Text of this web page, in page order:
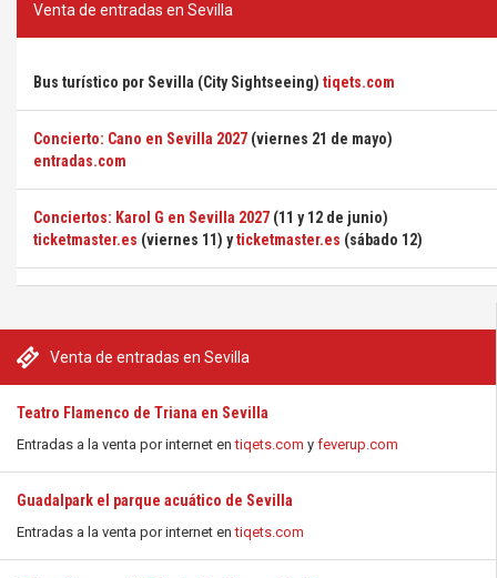
Venta de entradas en Sevilla
Teatro Flamenco de Triana en Sevilla
Entradas a la venta por internet entiqets.com y feverup.com
Guadalpark el parque acuático de Sevilla
Entradas a la venta por internet entiqets.com
Venta de entradas en Sevilla
Bus turístico por Sevilla (City Sightseeing) tiqets.com
Concierto: Cano en Sevilla 2027 (viernes 21 de mayo)
entradas.com
Conciertos: Karol G en Sevilla 2027 (11 y 12 de junio)
ticketmaster.es (viernes 11) yticketmaster.es (sábado 12)